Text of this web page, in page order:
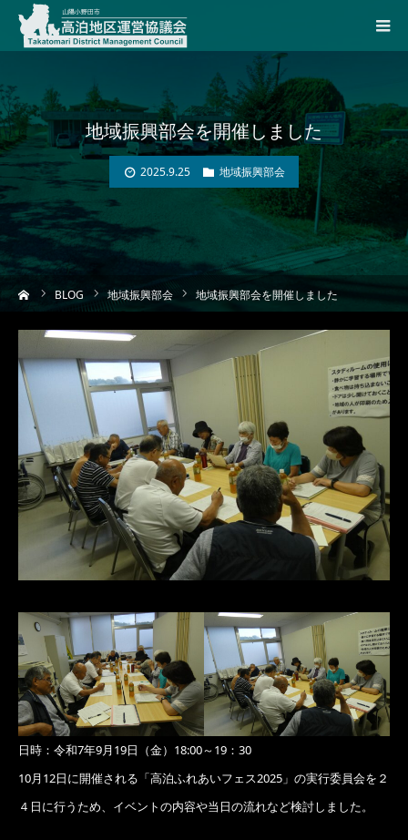
地域振興部会を開催しました
2025.9.25 地域振興部会
BLOG 地域振興部会 地域振興部会を開催しました
日時：令和7年9月19日（金）18:00～19：30
10月12日に開催される「高泊ふれあいフェス2025」の実行委員会を２
４日に行うため、イベントの内容や当日の流れなど検討しました。